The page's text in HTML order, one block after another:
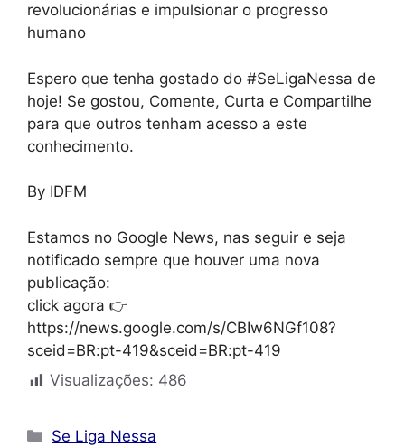
revolucionárias e impulsionar o progresso
humano
Espero que tenha gostado do #SeLigaNessa de
hoje! Se gostou, Comente, Curta e Compartilhe
para que outros tenham acesso a este
conhecimento.
By IDFM
Estamos no Google News, nas seguir e seja
notificado sempre que houver uma nova
publicação:
click agora 👉
https://news.google.com/s/CBIw6NGf108?
sceid=BR:pt-419&sceid=BR:pt-419
Visualizações: 486
Categorias
Se Liga Nessa